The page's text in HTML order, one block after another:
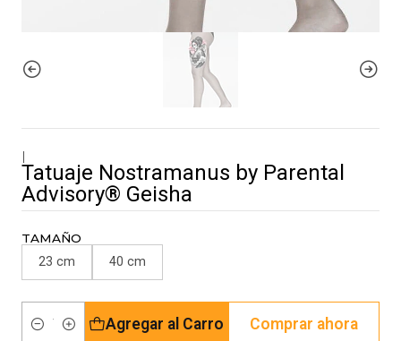
|
Tatuaje Nostramanus by Parental
Advisory® Geisha
TAMAÑO
23 cm 40 cm
Cantidad
Agregar al Carro Comprar ahora